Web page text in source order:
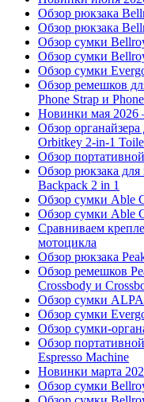
Обзор рюкзака
Обзор рюкзака
Обзор сумки
Обзор сумки
Обзор сумки
Обзор ремешков
Phone Strap и
Новинки мая 2026
Обзор
Orbitkey 2-in-1
Обзор
Обзор рюкзака
Backpack 2 in 1
Обзор сумки Able
Обзор сумки Able
Сравниваем
мотоцикла
Обзор рюкзака
Обзор ремешков
Crossbody и
Обзор сумки
Обзор сумки
Обзор сумки-
Обзор
Espresso Machine
Новинки марта
Обзор сумки